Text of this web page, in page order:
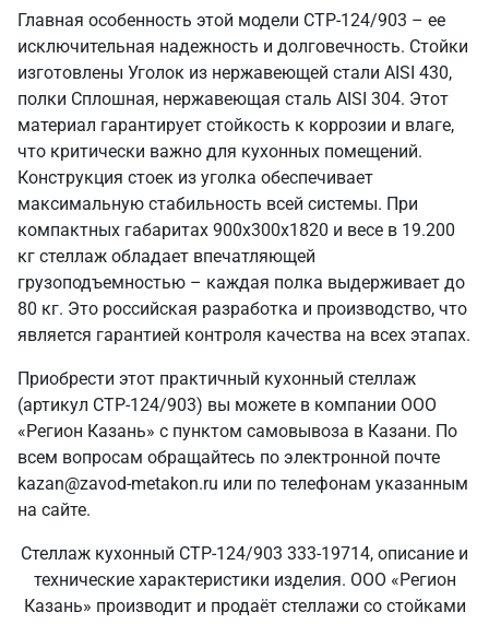
Главная особенность этой модели СТР-124/903 – ее
исключительная надежность и долговечность. Стойки
изготовлены Уголок из нержавеющей стали AISI 430,
полки Сплошная, нержавеющая сталь AISI 304. Этот
материал гарантирует стойкость к коррозии и влаге,
что критически важно для кухонных помещений.
Конструкция стоек из уголка обеспечивает
максимальную стабильность всей системы. При
компактных габаритах 900х300х1820 и весе в 19.200
кг стеллаж обладает впечатляющей
грузоподъемностью – каждая полка выдерживает до
80 кг. Это российская разработка и производство, что
является гарантией контроля качества на всех этапах.
Приобрести этот практичный кухонный стеллаж
(артикул СТР-124/903) вы можете в компании ООО
«Регион Казань» с пунктом самовывоза в Казани. По
всем вопросам обращайтесь по электронной почте
kazan@zavod-metakon.ru или по телефонам указанным
на сайте.
Стеллаж кухонный СТР-124/903 333-19714, описание и
технические характеристики изделия. ООО «Регион
Казань» производит и продаёт стеллажи со стойками